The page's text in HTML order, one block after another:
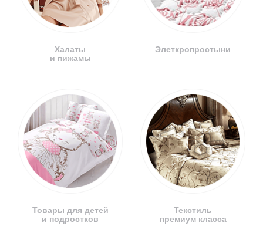
Халаты
и пижамы
Товары для детей
и подростков
Элеткропростыни
Текстиль
премиум класса